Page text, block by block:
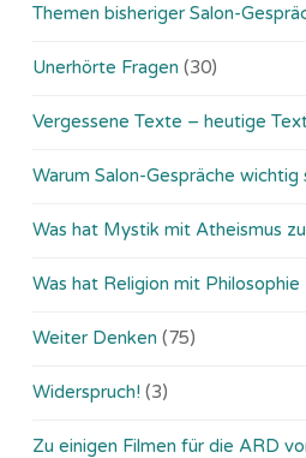
Themen bisheriger Salon-
Unerhörte Fragen (30)
Vergessene Texte – heutige
Warum Salon-Gespräche wichtig
Was hat Mystik mit Atheismus
Was hat Religion mit Philosophie
Weiter Denken (75)
Widerspruch! (3)
Zu einigen Filmen für die ARD